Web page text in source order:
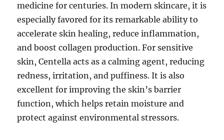
medicine for centuries. In modern skincare, it is
especially favored for its remarkable ability to
accelerate skin healing, reduce inflammation,
and boost collagen production. For sensitive
skin, Centella acts as a calming agent, reducing
redness, irritation, and puffiness. It is also
excellent for improving the skin’s barrier
function, which helps retain moisture and
protect against environmental stressors.